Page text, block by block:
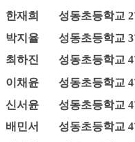
한재희
성동초등학교 2
박지율
성동초등학교 3
최하진
성동초등학교 4
이채윤
성동초등학교 4
신서윤
성동초등학교 4
배민서
성동초등학교 4